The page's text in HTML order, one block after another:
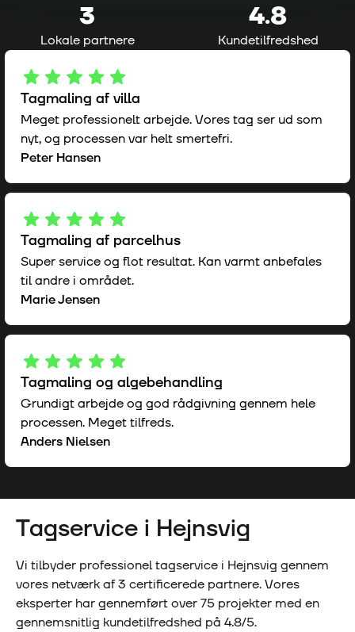
3
Lokale partnere
4.8
Kundetilfredshed
Tagmaling af villa
Meget professionelt arbejde. Vores tag ser ud som
nyt, og processen var helt smertefri.
Peter Hansen
Tagmaling af parcelhus
Super service og flot resultat. Kan varmt anbefales
til andre i området.
Marie Jensen
Tagmaling og algebehandling
Grundigt arbejde og god rådgivning gennem hele
processen. Meget tilfreds.
Anders Nielsen
Tagservice i Hejnsvig
Vi tilbyder professionel tagservice i Hejnsvig gennem
vores netværk af3 certificerede partnere. Vores
eksperter har gennemført over75 projekter med en
gennemsnitlig kundetilfredshed på 4.8/5.